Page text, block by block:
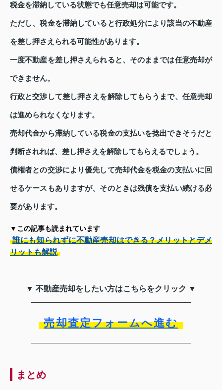
税金を滞納している状態でも任意売却は可能です。
ただし、税金を滞納していると行政処分により該当の不動産
を差し押さえられる可能性があります。
一度不動産を差し押さえられると、そのままでは任意売却が
できません。
行政と交渉して差し押さえを解除してもらうまで、任意売却
は進められなくなります。
売却代金から滞納している税金の支払いを捻出できそうだと
判断されれば、差し押さえを解除してもらえるでしょう。
債権者との交渉により優先して売却代金を税金の支払いに回
せるケースもありますが、そのときは残債を支払い続ける必
要があります。
▼この記事も読まれています
誰にも知られずに不動産売却はできる？メリットとデメ
リットも解説
▼ 不動産売却をしたい方はこちらをクリック ▼
売却査定フォームへ進む
まとめ